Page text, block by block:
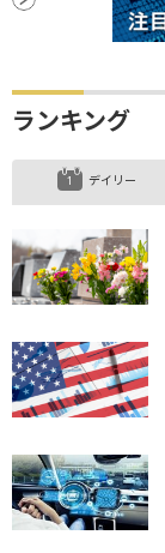
ランキング
デイリー